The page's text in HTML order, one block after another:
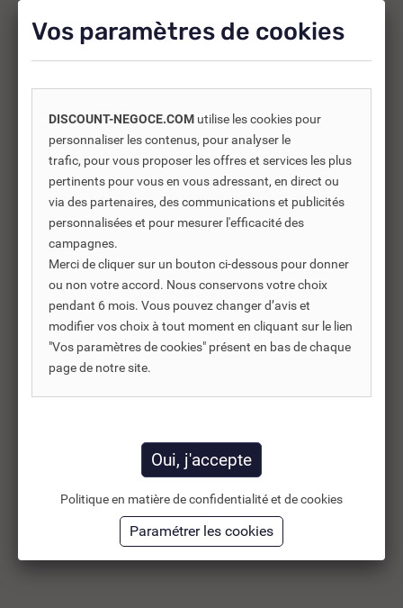
supplémentaires.
-30%
REF DNC : 609452
DOUCHE APPLIQUE
28,88 €TTC 41,26 €
HT
Ajouter au panier
Vos paramètres de cookies
DISCOUNT-NEGOCE.COM utilise les cookies pour
personnaliser les contenus, pour analyser le
trafic, pour vous proposer les offres et services les plus
pertinents pour vous en vous adressant, en direct ou
via des partenaires, des communications et publicités
personnalisées et pour mesurer l'efficacité des
campagnes.
Merci de cliquer sur un bouton ci-dessous pour donner
ou non votre accord. Nous conservons votre choix
pendant 6 mois. Vous pouvez changer d’avis et
modifier vos choix à tout moment en cliquant sur le lien
"Vos paramètres de cookies" présent en bas de chaque
page de notre site.
Politique en matière de confidentialité et de cookies